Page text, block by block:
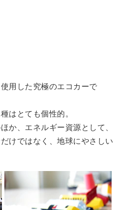
用した究極のエコカーで
はとても個性的。
か、エネルギー資源として、
けではなく、地球にやさしい